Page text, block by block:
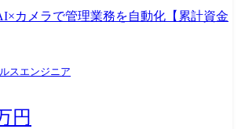
の管理 ・架電接触に伴う顧客情報の収集/蓄積
ドバック ・社内との連携サポート
カメラで管理業務を自動化【累計資金
スエンジニア
円